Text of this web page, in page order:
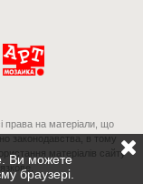
на матеріали, що
законодавства, в тому
матеріалів сайту
Ви можете
браузері.